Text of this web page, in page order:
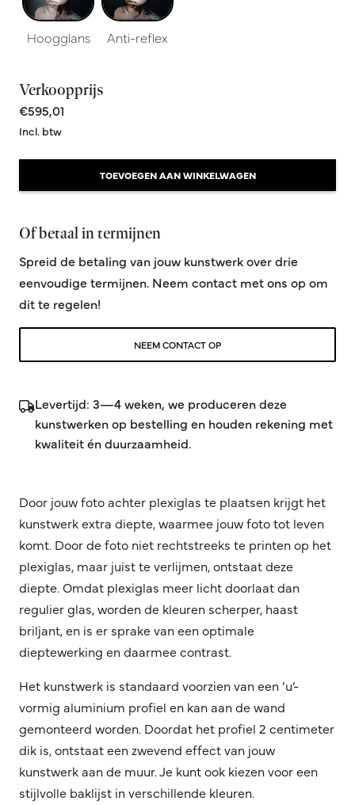
Hoogglans Anti-reflex
Verkoopprijs
€595,01
Incl. btw
TOEVOEGEN AAN WINKELWAGEN
Of betaal in termijnen
Spreid de betaling van jouw kunstwerk over drie
eenvoudige termijnen. Neem contact met ons op om
dit te regelen!
NEEM CONTACT OP
Levertijd: 3—4 weken, we produceren deze
kunstwerken op bestelling en houden rekening met
kwaliteit én duurzaamheid.
Door jouw foto achter plexiglas te plaatsen krijgt het
kunstwerk extra diepte, waarmee jouw foto tot leven
komt. Door de foto niet rechtstreeks te printen op het
plexiglas, maar juist te verlijmen, ontstaat deze
diepte. Omdat plexiglas meer licht doorlaat dan
regulier glas, worden de kleuren scherper, haast
briljant, en is er sprake van een optimale
dieptewerking en daarmee contrast.
Het kunstwerk is standaard voorzien van een ‘u’-
vormig aluminium profiel en kan aan de wand
gemonteerd worden. Doordat het profiel 2 centimeter
dik is, ontstaat een zwevend effect van jouw
kunstwerk aan de muur. Je kunt ook kiezen voor een
stijlvolle baklijst in verschillende kleuren.